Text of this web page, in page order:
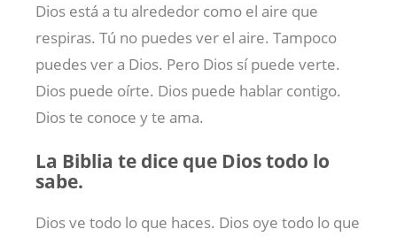
Dios está a tu alrededor como el aire que
respiras. Tú no puedes ver el aire. Tampoco
puedes ver a Dios. Pero Dios sí puede verte.
Dios puede oírte. Dios puede hablar contigo.
Dios te conoce y te ama.
La Biblia te dice que Dios todo lo
sabe.
Dios ve todo lo que haces. Dios oye todo lo que